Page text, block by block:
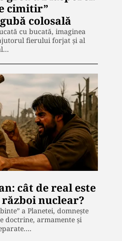
cimitir”
colosală
cu bucată, imaginea
fierului forjat și al
cât de real este
nuclear?
a Planetei, domnește
armamente și